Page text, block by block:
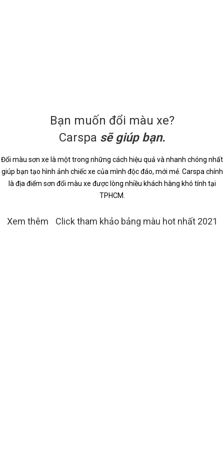
Bạn muốn đổi màu xe?
Carspa sẽ giúp bạn.
Đổi màu sơn xe là một trong những cách hiệu quả và nhanh chóng nhất
giúp bạn tạo hình ảnh chiếc xe của mình độc đáo, mới mẻ. Carspa chính
là địa điểm sơn đổi màu xe được lòng nhiều khách hàng khó tính tại
TPHCM.
Xem thêm Click tham khảo bảng màu hot nhất 2021